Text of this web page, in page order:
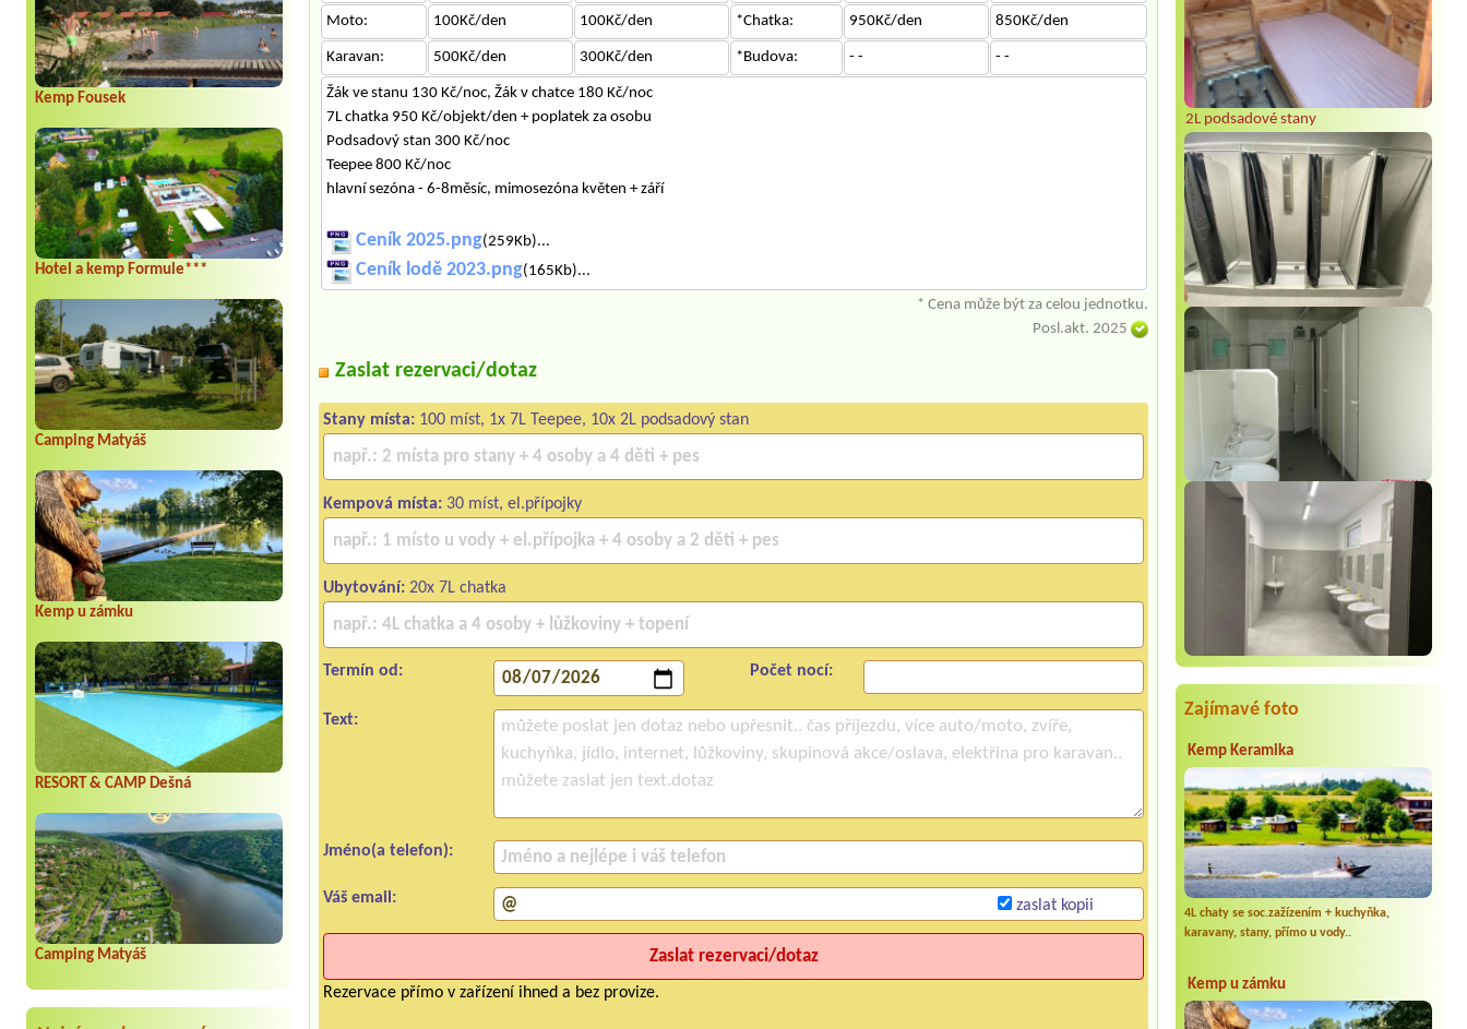
Kemp Fousek
Hotel a kemp Formule***
Camping Matyáš
Kemp u zámku
RESORT & CAMP Dešná
Camping Matyáš
2L podsadové stany
Zajímavé foto
Kemp Keramika
4L chaty se soc.zažízením + kuchyňka,
karavany, stany, přímo u vody..
Kemp u zámku
Moto: 100Kč/den 100Kč/den *Chatka: 950Kč/den 850Kč/den
Karavan: 500Kč/den 300Kč/den *Budova: - - - -
Žák ve stanu 130 Kč/noc, Žák v chatce 180 Kč/noc
7L chatka 950 Kč/objekt/den + poplatek za osobu
Podsadový stan 300 Kč/noc
Teepee 800 Kč/noc
hlavní sezóna - 6-8měsíc, mimosezóna květen + září
Ceník 2025.png(259Kb)...
Ceník lodě 2023.png(165Kb)...
* Cena může být za celou jednotku.
Posl.akt. 2025
Zaslat rezervaci/dotaz
Stany místa: 100 míst, 1x 7L Teepee, 10x 2L podsadový stan
Kempová místa: 30 míst, el.přípojky
Ubytování: 20x 7L chatka
Termín od: Počet nocí:
Text:
Jméno(a telefon):
Váš email: zaslat kopii
Rezervace přímo v zařízení ihned a bez provize.